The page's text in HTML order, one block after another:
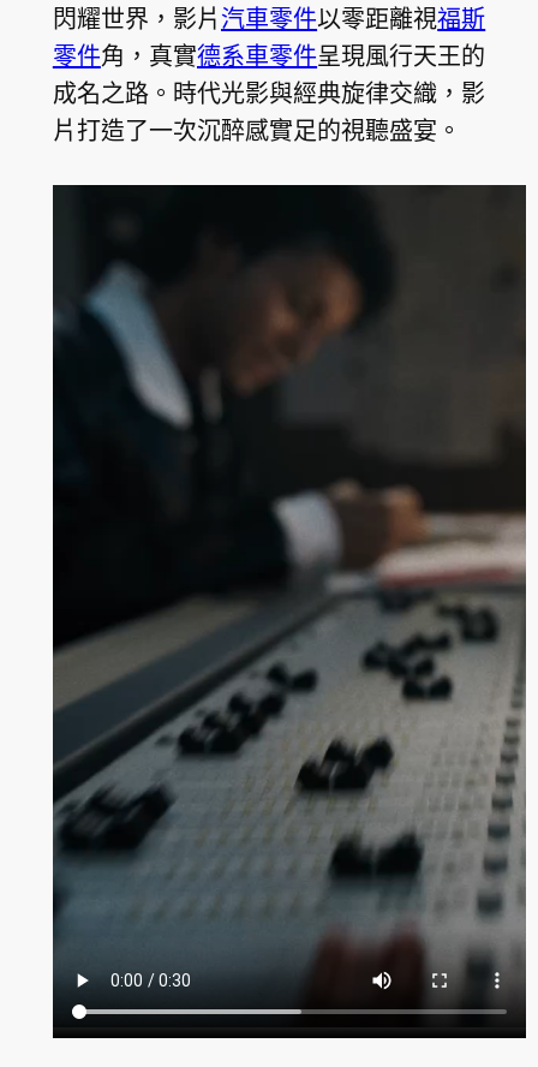
閃耀世界，影片汽車零件以零距離視福斯
零件角，真實德系車零件呈現風行天王的
成名之路。時代光影與經典旋律交織，影
片打造了一次沉醉感實足的視聽盛宴。